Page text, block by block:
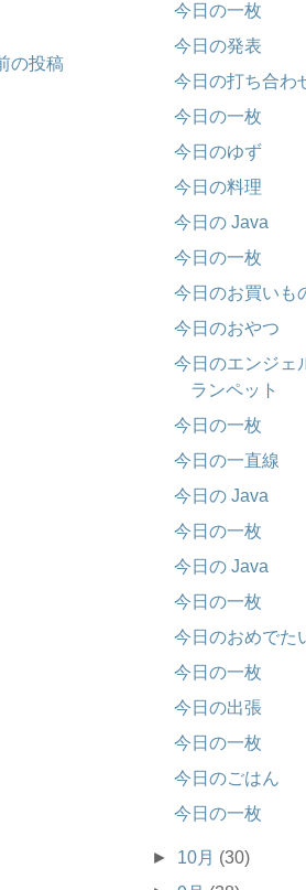
の投稿
今日の一枚
今日の発表
今日の打ち合わ
今日の一枚
今日のゆず
今日の料理
今日の Java
今日の一枚
今日のお買いも
今日のおやつ
今日のエンジェ
ランペット
今日の一枚
今日の一直線
今日の Java
今日の一枚
今日の Java
今日の一枚
今日のおめでた
今日の一枚
今日の出張
今日の一枚
今日のごはん
今日の一枚
► 10月 (30)